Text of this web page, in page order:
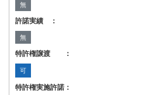
無
許諾実績 ：
無
特許権譲渡 ：
可
特許権実施許諾：